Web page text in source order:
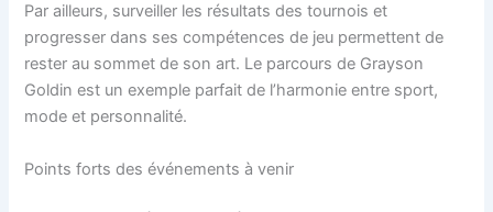
Par ailleurs, surveiller les résultats des tournois et
progresser dans ses compétences de jeu permettent de
rester au sommet de son art. Le parcours de Grayson
Goldin est un exemple parfait de l’harmonie entre sport,
mode et personnalité.
Points forts des événements à venir